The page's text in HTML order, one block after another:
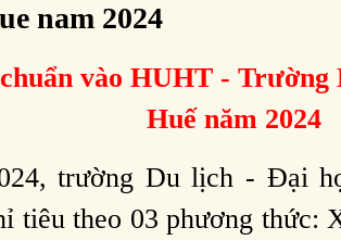
nam 2024
vào HUHT - Trường
Huế năm 2024
trường Du lịch - Đại
tiêu theo 03 phương thức: